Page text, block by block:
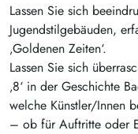
Lassen Sie sich
Jugendstilgebäuden,
‚Goldenen Zeiten‘.
Lassen Sie sich
‚8‘ in der Geschichte
welche Künstler/Innen
– ob für Auftritte oder